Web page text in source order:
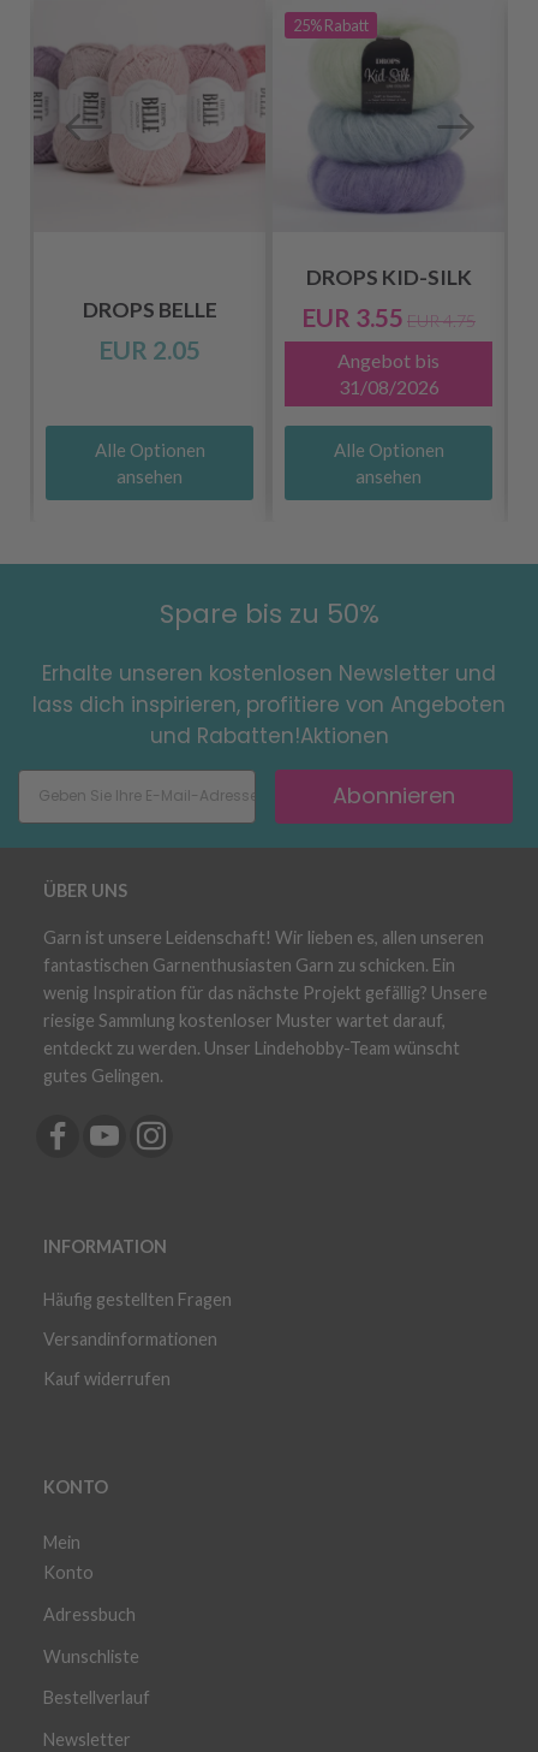
DROPS BELLE
EUR 2.05
Alle Optionen
ansehen
25%Rabatt
DROPS KID-SILK
EUR 3.55 EUR 4.75
Angebot bis
31/08/2026
Alle Optionen
ansehen
Spare bis zu 50%
Erhalte unseren kostenlosen Newsletter und
lass dich inspirieren, profitiere von Angeboten
und Rabatten!Aktionen
Abonnieren
ÜBER UNS
Garn ist unsere Leidenschaft! Wir lieben es, allen unseren
fantastischen Garnenthusiasten Garn zu schicken. Ein
wenig Inspiration für das nächste Projekt gefällig? Unsere
riesige Sammlung kostenloser Muster wartet darauf,
entdeckt zu werden. Unser Lindehobby-Team wünscht
gutes Gelingen.
INFORMATION
Häufig gestellten Fragen
Versandinformationen
Kauf widerrufen
KONTO
Mein
Konto
Adressbuch
Wunschliste
Bestellverlauf
Newsletter